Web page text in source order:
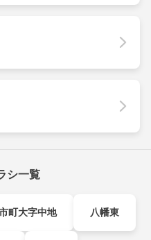
シ一覧
町大字中地 八幡東